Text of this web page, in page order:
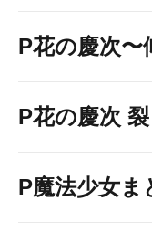
P花の慶次〜
P花の慶次
P魔法少女